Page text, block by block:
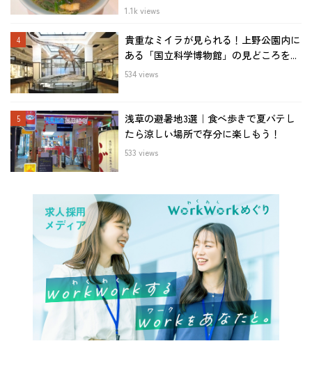
1.1k views
貴重なミイラが見られる！上野公園内に
ある「国立科学博物館」の見どころを...
534 views
浅草の避暑地3選｜食べ歩きで夏バテし
たら涼しい場所で存分に楽しもう！
533 views